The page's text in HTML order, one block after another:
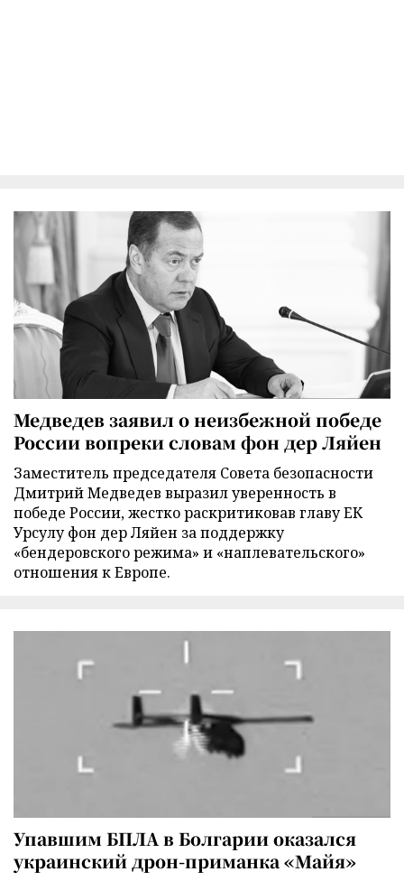
Медведев заявил о неизбежной победе
России вопреки словам фон дер Ляйен
Заместитель председателя Совета безопасности
Дмитрий Медведев выразил уверенность в
победе России, жестко раскритиковав главу ЕК
Урсулу фон дер Ляйен за поддержку
«бендеровского режима» и «наплевательского»
отношения к Европе.
Упавшим БПЛА в Болгарии оказался
украинский дрон-приманка «Майя»